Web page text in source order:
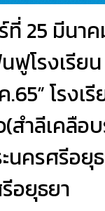
ที่ 25 มีนา
ฟูโรงเรีย
โรงเ
สำลีเคลือ
นครศรีอยุ
อยุธยา